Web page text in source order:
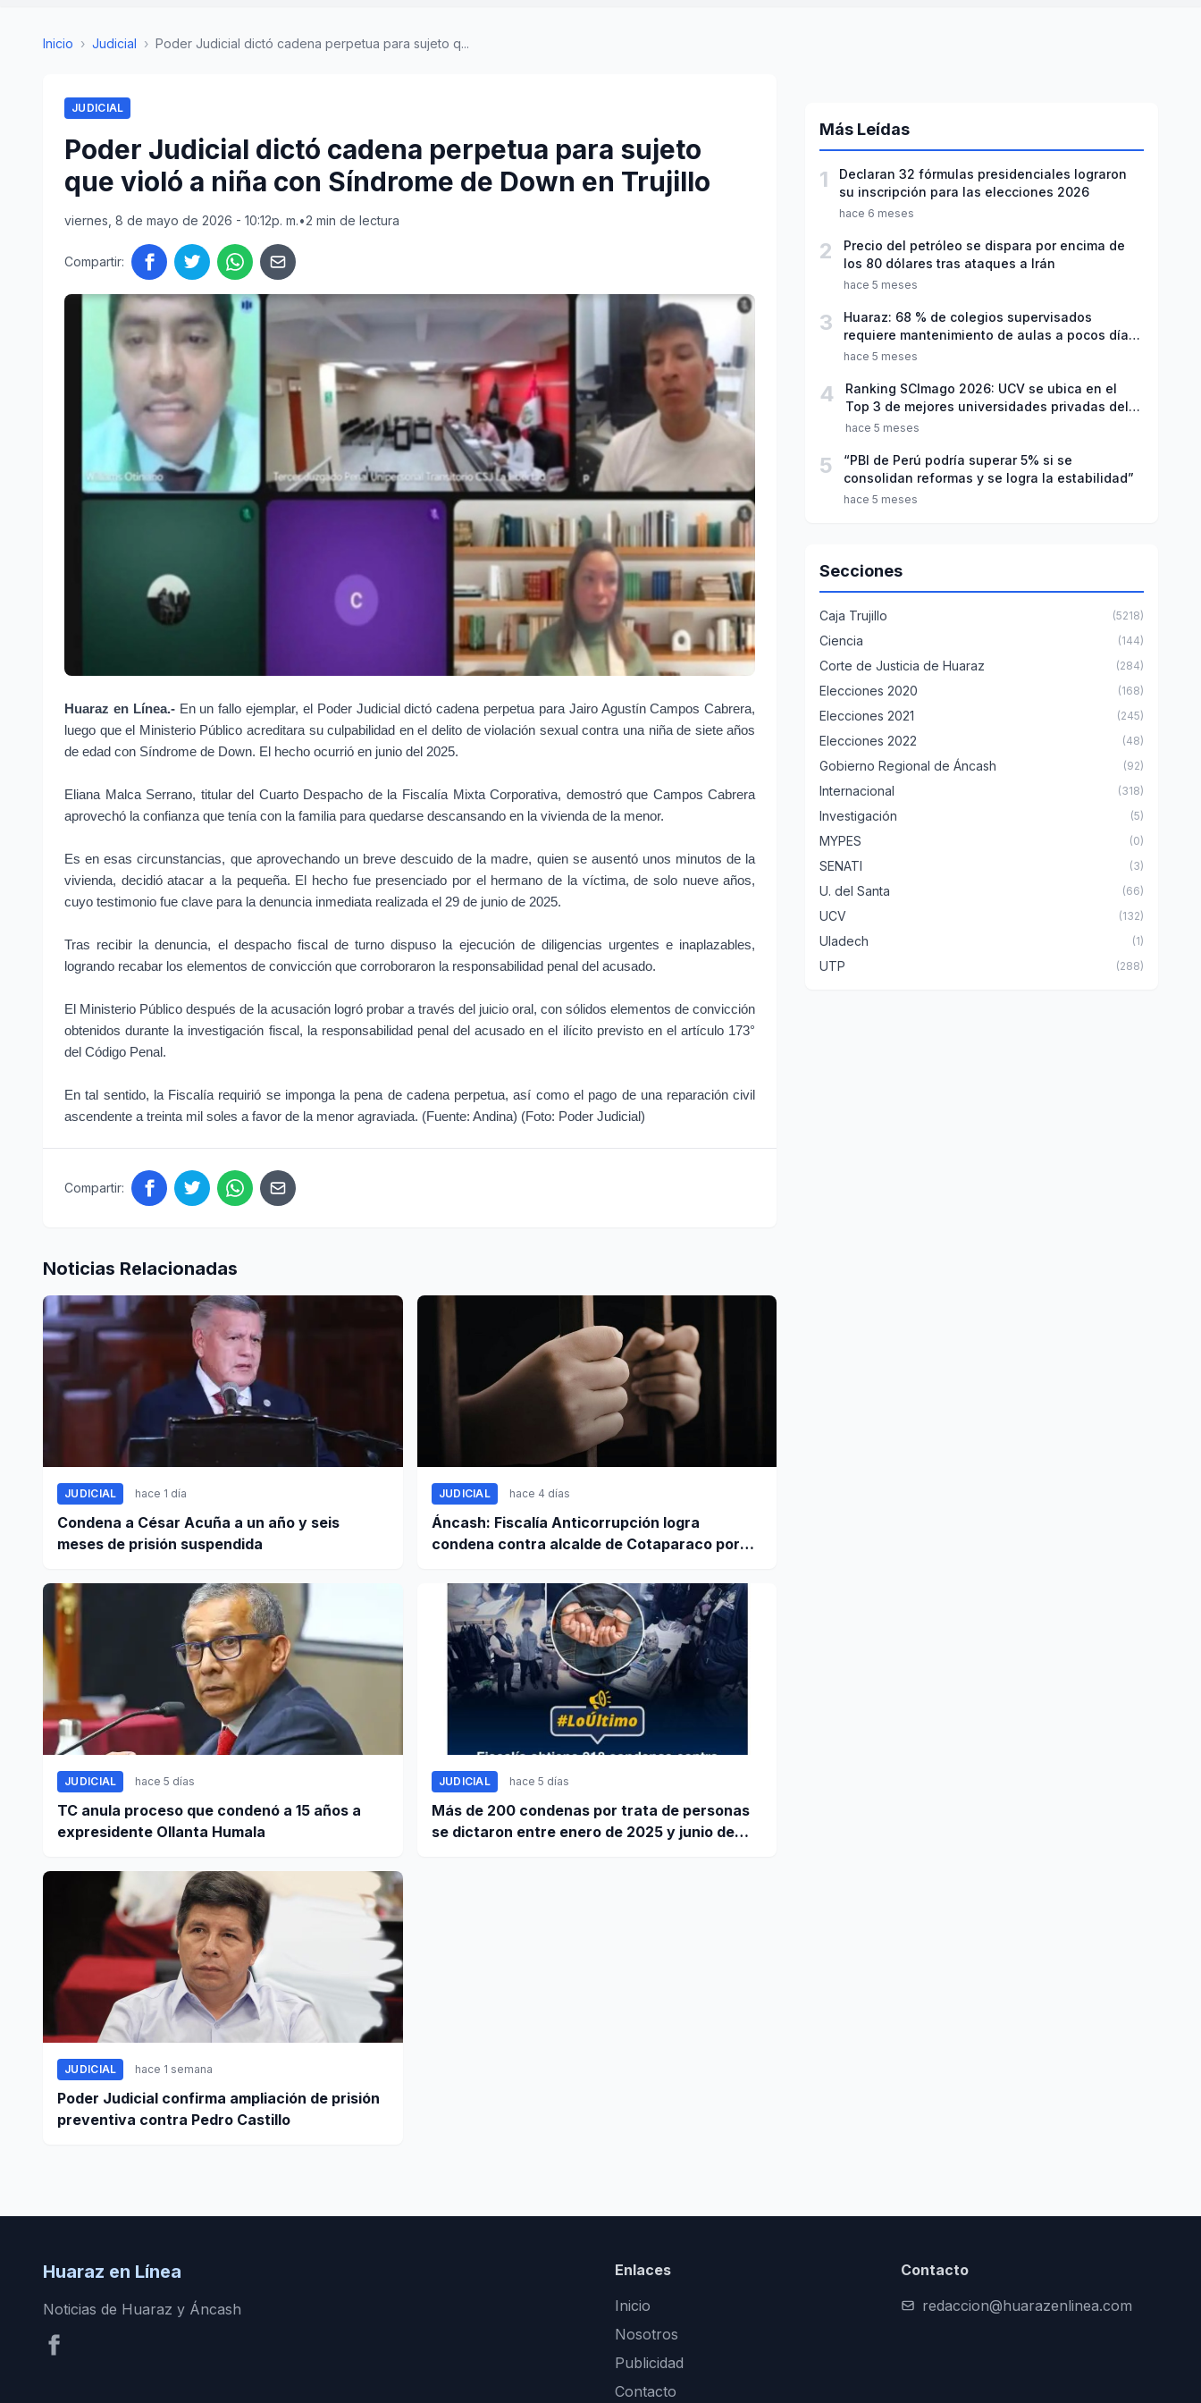
Inicio › Judicial › Poder Judicial dictó cadena perpetua para sujeto q...
JUDICIAL
Poder Judicial dictó cadena perpetua para sujeto
que violó a niña con Síndrome de Down en Trujillo
viernes, 8 de mayo de 2026 - 10:12p. m.•2 min de lectura
Compartir:
Huaraz en Línea.- En un fallo ejemplar, el Poder Judicial dictó cadena perpetua para Jairo Agustín Campos Cabrera,
luego que el Ministerio Público acreditara su culpabilidad en el delito de violación sexual contra una niña de siete años
de edad con Síndrome de Down. El hecho ocurrió en junio del 2025.
Eliana Malca Serrano, titular del Cuarto Despacho de la Fiscalía Mixta Corporativa, demostró que Campos Cabrera
aprovechó la confianza que tenía con la familia para quedarse descansando en la vivienda de la menor.
Es en esas circunstancias, que aprovechando un breve descuido de la madre, quien se ausentó unos minutos de la
vivienda, decidió atacar a la pequeña. El hecho fue presenciado por el hermano de la víctima, de solo nueve años,
cuyo testimonio fue clave para la denuncia inmediata realizada el 29 de junio de 2025.
Tras recibir la denuncia, el despacho fiscal de turno dispuso la ejecución de diligencias urgentes e inaplazables,
logrando recabar los elementos de convicción que corroboraron la responsabilidad penal del acusado.
El Ministerio Público después de la acusación logró probar a través del juicio oral, con sólidos elementos de convicción
obtenidos durante la investigación fiscal, la responsabilidad penal del acusado en el ilícito previsto en el artículo 173°
del Código Penal.
En tal sentido, la Fiscalía requirió se imponga la pena de cadena perpetua, así como el pago de una reparación civil
ascendente a treinta mil soles a favor de la menor agraviada. (Fuente: Andina) (Foto: Poder Judicial)
Compartir:
Noticias Relacionadas
JUDICIAL hace 1 día
Condena a César Acuña a un año y seis
meses de prisión suspendida
JUDICIAL hace 4 días
Áncash: Fiscalía Anticorrupción logra
condena contra alcalde de Cotaparaco por
JUDICIAL hace 5 días
TC anula proceso que condenó a 15 años a
expresidente Ollanta Humala
JUDICIAL hace 5 días
Más de 200 condenas por trata de personas
se dictaron entre enero de 2025 y junio de
JUDICIAL hace 1 semana
Poder Judicial confirma ampliación de prisión
preventiva contra Pedro Castillo
Más Leídas
1
Declaran 32 fórmulas presidenciales lograron
su inscripción para las elecciones 2026
hace 6 meses
2
Precio del petróleo se dispara por encima de
los 80 dólares tras ataques a Irán
hace 5 meses
3
Huaraz: 68 % de colegios supervisados
requiere mantenimiento de aulas a pocos días
de inicio del año escolar 2026
hace 5 meses
4
Ranking SCImago 2026: UCV se ubica en el
Top 3 de mejores universidades privadas del
Perú
hace 5 meses
5
“PBI de Perú podría superar 5% si se
consolidan reformas y se logra la estabilidad”
hace 5 meses
Secciones
Caja Trujillo (5218)
Ciencia (144)
Corte de Justicia de Huaraz (284)
Elecciones 2020 (168)
Elecciones 2021 (245)
Elecciones 2022 (48)
Gobierno Regional de Áncash (92)
Internacional (318)
Investigación (5)
MYPES (0)
SENATI (3)
U. del Santa (66)
UCV (132)
Uladech (1)
UTP (288)
Huaraz en Línea
Noticias de Huaraz y Áncash
Enlaces
Inicio
Nosotros
Publicidad
Contacto
Contacto
redaccion@huarazenlinea.com